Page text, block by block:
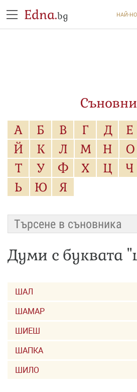
Edna.bg НАЙ-
А Б В Г Д Е
Й
К Л М Н О
Т
У Ф Х Ц Ч
Ь
Ю Я
Думи с буквата
ШАЛ
ШАМАР
ШИЕШ
ШАПКА
ШИЛО